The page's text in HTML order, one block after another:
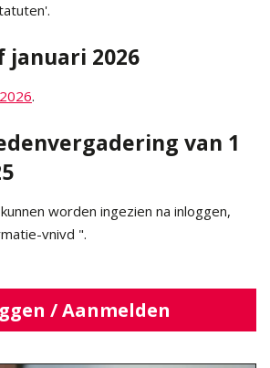
2026
.
van 1
worden ingezien na inloggen,
vnivd ".
/ Aanmelden